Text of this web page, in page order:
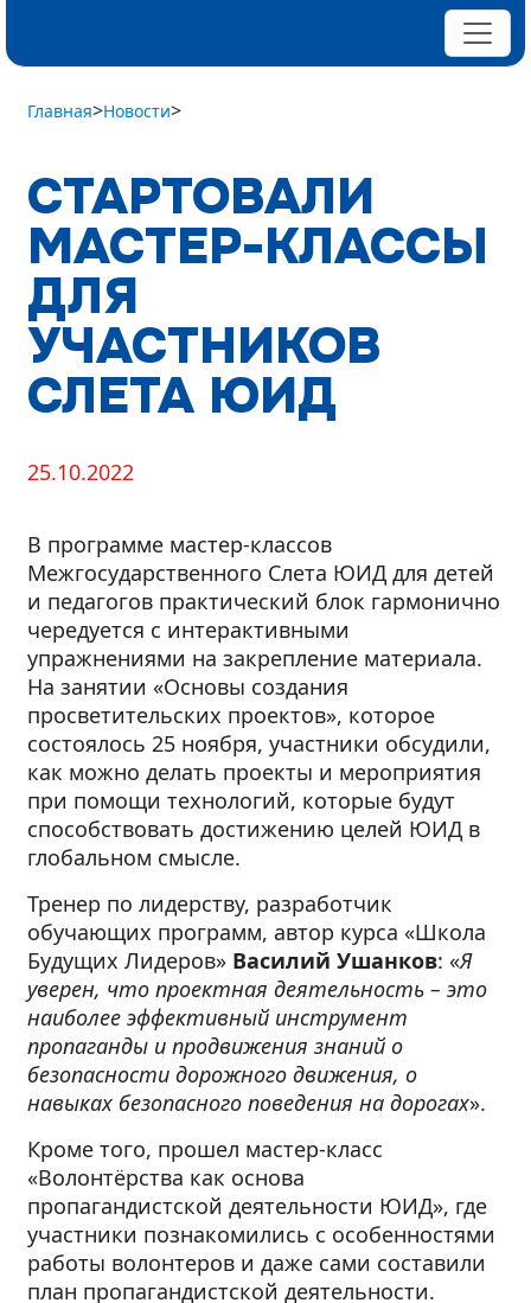
Главная>Новости>
СТАРТОВАЛИ
МАСТЕР-КЛАССЫ
ДЛЯ
УЧАСТНИКОВ
СЛЕТА ЮИД
25.10.2022
В программе мастер-классов
Межгосударственного Слета ЮИД для детей
и педагогов практический блок гармонично
чередуется с интерактивными
упражнениями на закрепление материала.
На занятии «Основы создания
просветительских проектов», которое
состоялось 25 ноября, участники обсудили,
как можно делать проекты и мероприятия
при помощи технологий, которые будут
способствовать достижению целей ЮИД в
глобальном смысле.
Тренер по лидерству, разработчик
обучающих программ, автор курса «Школа
Будущих Лидеров» Василий Ушанков: «Я
уверен, что проектная деятельность – это
наиболее эффективный инструмент
пропаганды и продвижения знаний о
безопасности дорожного движения, о
навыках безопасного поведения на дорогах».
Кроме того, прошел мастер-класс
«Волонтёрства как основа
пропагандистской деятельности ЮИД», где
участники познакомились с особенностями
работы волонтеров и даже сами составили
план пропагандистской деятельности.